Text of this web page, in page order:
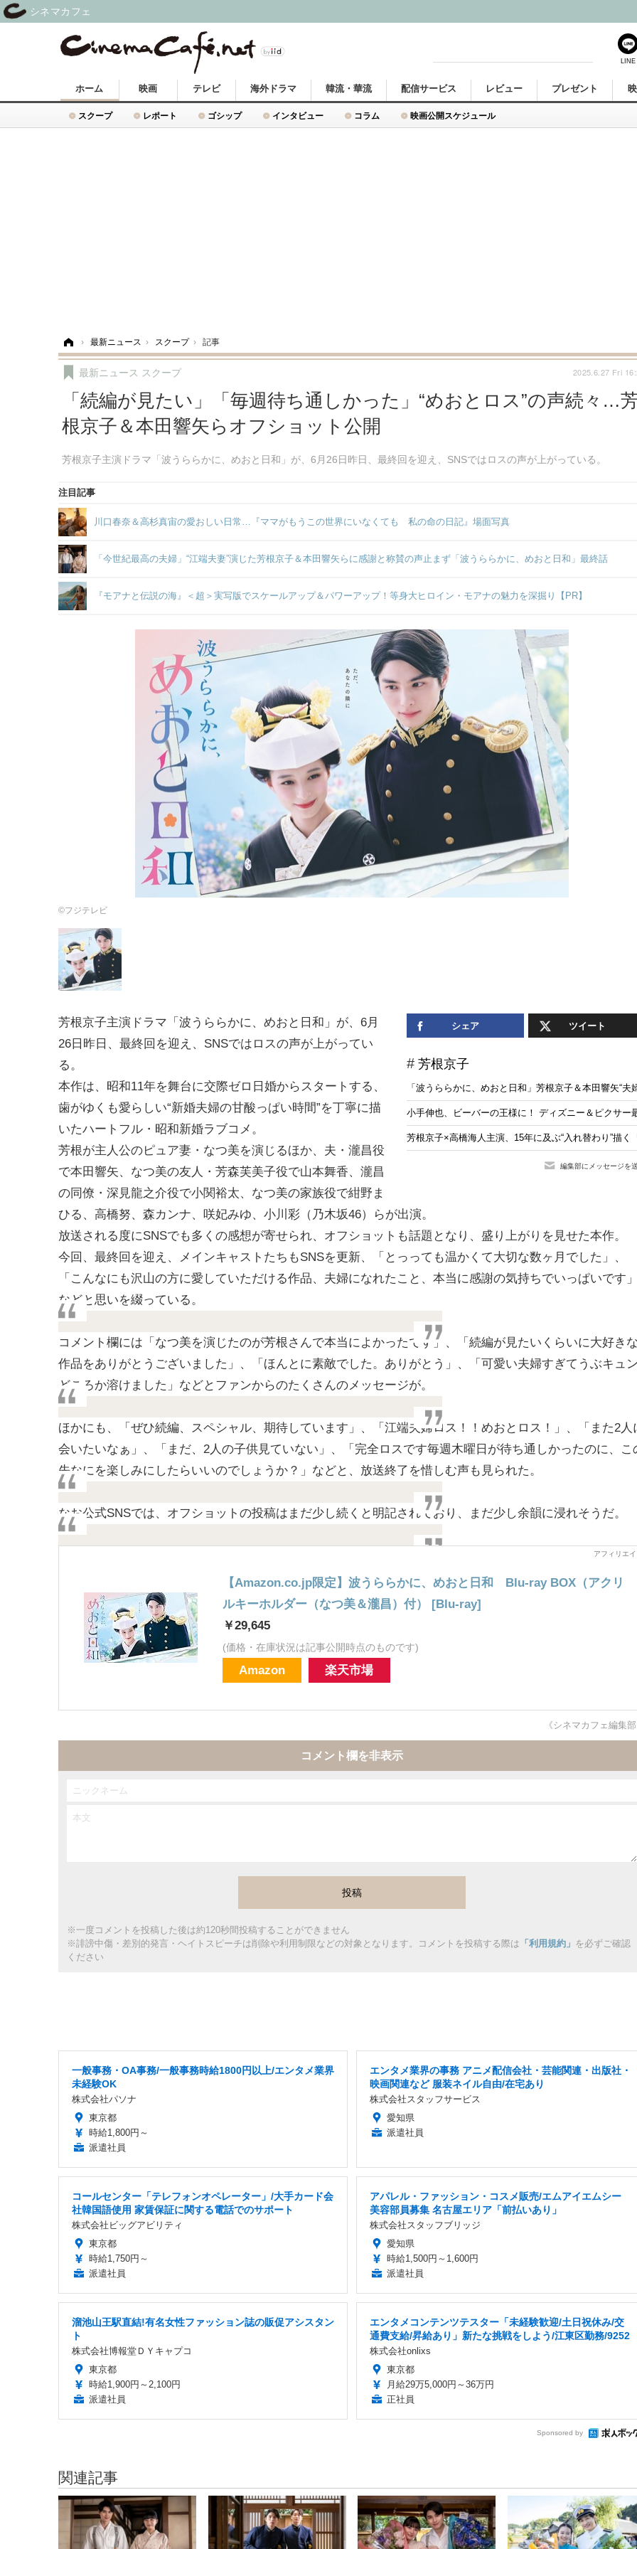
ホーム
スクープ レポート ゴシップ インタビュー コラム 映画公開スケジュール
映画 テレビ 海外ドラマ 韓流・華流 配信サービス レビュー プレゼント
› 最新ニュース › スクープ › 記事
「続編が見たい」「毎週待ち通しかった」“めおとロス”の声続々…
根京子＆本田響矢らオフショット公開
芳根京子主演ドラマ「波うららかに、めおと日和」が、6月26日昨日、最終回を迎え、SNSではロスの声が上がっている。
最新ニュース スクープ 2025.6.27 Fri
注目記事
川口春奈＆高杉真宙の愛おしい日常…『ママがもうこの世界にいなくても 私の命の日記』場面写真
「今世紀最高の夫婦」“江端夫妻”演じた芳根京子＆本田響矢らに感謝と称賛の声止まず「波うららかに、めおと日和」最終話
『モアナと伝説の海』＜超＞実写版でスケールアップ＆パワーアップ！等身大ヒロイン・モアナの魅力を深掘り【PR】
©フジテレビ
シェア ツイート
芳根京子
「波うららかに、めおと日和」芳根京子＆本田響矢“夫
小手伸也、ビーバーの王様に！ ディズニー＆ピクサ
芳根京子×高橋海人主演、15年に及ぶ“入れ替わり”描
編集部にメッセージを
芳根京子主演ドラマ「波うららかに、めおと日和」が、6月
26日昨日、最終回を迎え、SNSではロスの声が上がってい
る。
本作は、昭和11年を舞台に交際ゼロ日婚からスタートする、
歯がゆくも愛らしい“新婚夫婦の甘酸っぱい時間”を丁寧に描
いたハートフル・昭和新婚ラブコメ。
芳根が主人公のピュア妻・なつ美を演じるほか、夫・瀧昌役
で本田響矢、なつ美の友人・芳森芙美子役で山本舞香、瀧昌
の同僚・深見龍之介役で小関裕太、なつ美の家族役で紺野ま
ひる、高橋努、森カンナ、咲妃みゆ、小川彩（乃木坂46）らが出演。
放送される度にSNSでも多くの感想が寄せられ、オフショットも話題となり、盛り上がりを見せた本作。
今回、最終回を迎え、メインキャストたちもSNSを更新、「とっっても温かくて大切な数ヶ月でした」、
「こんなにも沢山の方に愛していただける作品、夫婦になれたこと、本当に感謝の気持ちでいっぱいです
などと思いを綴っている。
コメント欄には「なつ美を演じたのが芳根さんで本当によかったです」、「続編が見たいくらいに大好き
作品をありがとうございました」、「ほんとに素敵でした。ありがとう」、「可愛い夫婦すぎてうぶキュ
どころか溶けました」などとファンからのたくさんのメッセージが。
ほかにも、「ぜひ続編、スペシャル、期待しています」、「江端夫婦ロス！！めおとロス！」、「また2人
会いたいなぁ」、「まだ、2人の子供見ていない」、「完全ロスです毎週木曜日が待ち通しかったのに、こ
先なにを楽しみにしたらいいのでしょうか？」などと、放送終了を惜しむ声も見られた。
なお公式SNSでは、オフショットの投稿はまだ少し続くと明記されており、まだ少し余韻に浸れそうだ。
【Amazon.co.jp限定】波うららかに、めおと日和 Blu-ray BOX（アクリ
ルキーホルダー（なつ美＆瀧昌）付） [Blu-ray]
￥29,645
(価格・在庫状況は記事公開時点のものです)
Amazon 楽天市場
《シネマカフェ編集
コメント欄を非表示
※一度コメントを投稿した後は約120秒間投稿することができません
※誹謗中傷・差別的発言・ヘイトスピーチは削除や利用制限などの対象となります。コメントを投稿する際は 「利用規約」 を必ずご確認
ください
一般事務・OA事務/一般事務時給1800円以上/エンタメ業界
未経験OK
株式会社パソナ
東京都
時給1,800円～
派遣社員
エンタメ業界の事務 アニメ配信会社・芸能関連・出版社・
映画関連など 服装ネイル自由/在宅あり
株式会社スタッフサービス
愛知県
派遣社員
コールセンター「テレフォンオペレーター」/大手カード会
社韓国語使用 家賃保証に関する電話でのサポート
株式会社ビッグアビリティ
東京都
時給1,750円～
派遣社員
アパレル・ファッション・コスメ販売/エムアイエムシー
美容部員募集 名古屋エリア「前払いあり」
株式会社スタッフブリッジ
愛知県
時給1,500円～1,600円
派遣社員
溜池山王駅直結!有名女性ファッション誌の販促アシスタン
ト
株式会社博報堂ＤＹキャプコ
東京都
時給1,900円～2,100円
派遣社員
エンタメコンテンツテスター「未経験歓迎/土日祝休み/交
通費支給/昇給あり」新たな挑戦をしよう/江東区勤務/9252
株式会社onlixs
東京都
月給29万5,000円～36万円
正社員
Sponsored by
関連記事
LINE
シネマカフェ